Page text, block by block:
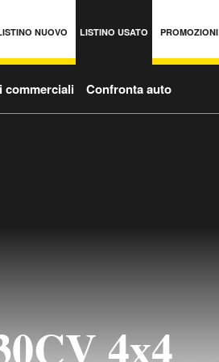
NUOVO LISTINO USATO PROMOZIONI
commerciali Confronta auto
4x4